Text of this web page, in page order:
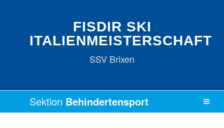
FISDIR SKI
ITALIENMEISTERSCHAFT
SSV Brixen
Sektion Behindertensport